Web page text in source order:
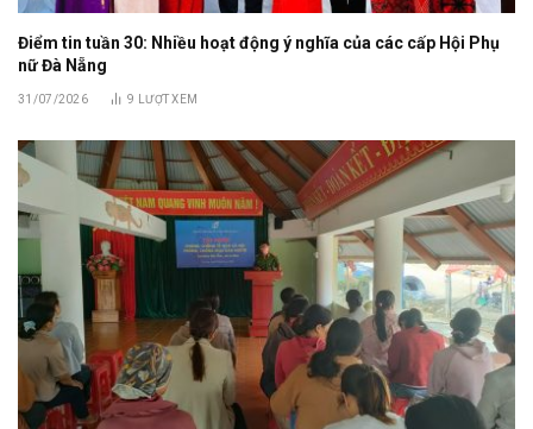
Điểm tin tuần 30: Nhiều hoạt động ý nghĩa của các cấp Hội Phụ
nữ Đà Nẵng
31/07/2026 9 LƯỢT XEM